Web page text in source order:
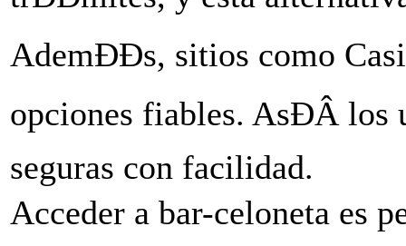
AdemÐÐs, sitios como
opciones fiables. AsÐÂ­ los
seguras con facilidad.
Acceder a bar-celoneta es